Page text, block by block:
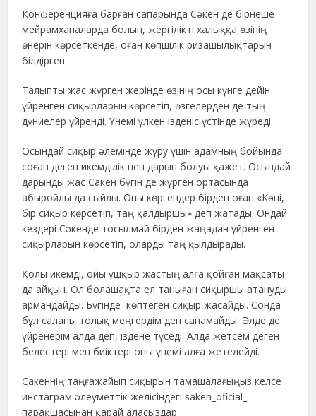
Конференцияға барған сапарында Сәкен де бірнеше
мейрамханаларда болып, жергілікті халыққа өзінің
өнерін көрсеткенде, оған көпшілік ризашылықтарын
білдірген.
Талыпты жас жүрген жерінде өзінің осы күнге дейін
үйренген сиқырларын көрсетіп, өзгелерден де тың
дүниелер үйренді. Үнемі үлкен ізденіс үстінде жүреді.
Осындай сиқыр әлемінде жүру үшін адамның бойында
соған деген икемділік пен дарын болуы қажет. Осындай
дарынды жас Сакен бүгін де жүрген ортасында
абыройлы да сыйлы. Оны көргендер бірден оған «Кәні,
бір сиқыр көрсетіп, таң қалдыршы» деп жатады. Ондай
кездері Сәкенде тосылмай бірден жаңадан үйренген
сиқырларын көрсетіп, оларды таң қылдырады.
Қолы икемді, ойы ұшқыр жастың алға қойған мақсаты
да айқын. Ол болашақта ел таныған сиқыршы атануды
армандайды. Бүгінде көптеген сиқыр жасайды. Сонда
бұл саланы толық меңгердім деп санамайды. Әлде де
үйренерім алда деп, іздене түседі. Алда жетсем деген
белестері мен биіктері оны үнемі алға жетелейді.
Сакеннің таңғажайып сиқырын тамашалағыңыз келсе
инстаграм әлеуметтік желісіндегі saken_oficial_
парақшасынан қарай аласыздар.